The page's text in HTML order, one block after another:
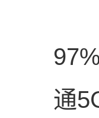
“
通